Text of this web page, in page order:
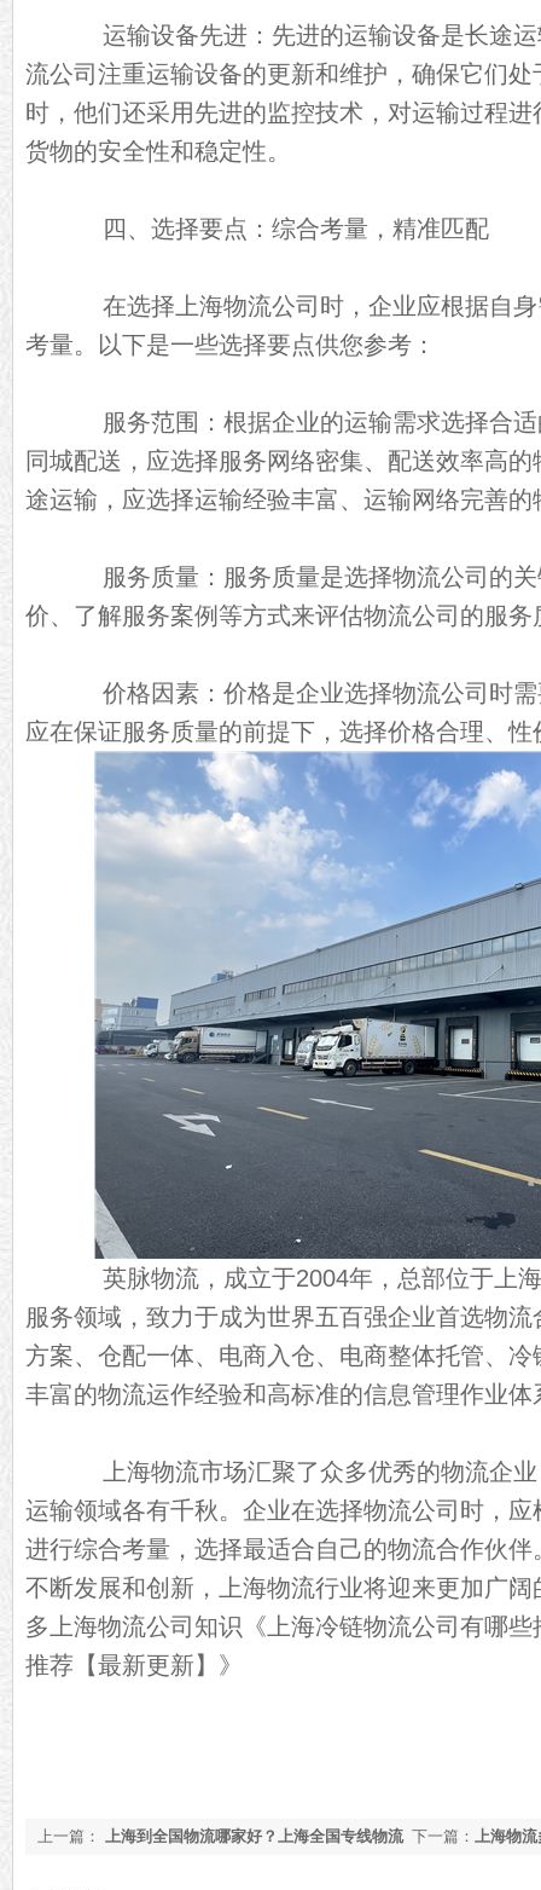
运输设备先进：先进的运输设备是长途运
流公司注重运输设备的更新和维护，确保它们
时，他们还采用先进的监控技术，对运输过程
货物的安全性和稳定性。
四、选择要点：综合考量，精准匹配
在选择上海物流公司时，企业应根据自身
考量。以下是一些选择要点供您参考：
服务范围：根据企业的运输需求选择合适
同城配送，应选择服务网络密集、配送效率高
途运输，应选择运输经验丰富、运输网络完善的
服务质量：服务质量是选择物流公司的关
价、了解服务案例等方式来评估物流公司的服务
价格因素：价格是企业选择物流公司时需
应在保证服务质量的前提下，选择价格合理、
英脉物流，成立于2004年，总部位于上海
服务领域，致力于成为世界五百强企业首选物
方案、仓配一体、电商入仓、电商整体托管、
丰富的物流运作经验和高标准的信息管理作业体
上海物流市场汇聚了众多优秀的物流企业
运输领域各有千秋。企业在选择物流公司时，
进行综合考量，选择最适合自己的物流合作伙
不断发展和创新，上海物流行业将迎来更加广
多上海物流公司知识《 上海冷链物流公司有哪
推荐【最新更新】 》
下一篇： 上海物
上一篇： 上海到全国物流哪家好？上海全国专线物流